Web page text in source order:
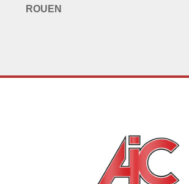
ROUEN